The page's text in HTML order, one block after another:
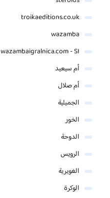
troikaeditions.co.uk
wazamba
wazambaigralnica.com - SI
أم سيعيد
أم صلال
الجميلية
الخور
الدوحة
الرويس
الغويرية
الوكرة